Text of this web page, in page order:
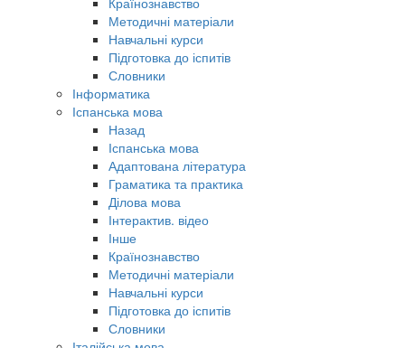
Методичні матеріали
Навчальні курси
Підготовка до іспитів
Словники
Інформатика
Іспанська мова
Назад
Іспанська мова
Адаптована література
Граматика та практика
Ділова мова
Інтерактив. відео
Інше
Країнознавство
Методичні матеріали
Навчальні курси
Підготовка до іспитів
Словники